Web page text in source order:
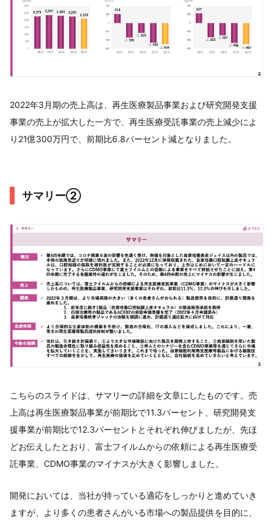
2022年3月期の売上高は、再生医療製品事業および研究開発支援
事業の売上が拡大した一方で、再生医療受託事業の売上減少によ
り21億300万円で、前期比6.8パーセント減となりました。
サマリー②
こちらのスライドは、サマリーの詳細を文章にしたものです。売
上高は再生医療製品事業が前期比で11.3パーセント、研究開発支
援事業が前期比で12.3パーセントとそれぞれ伸びましたが、先ほ
どお伝えしたとおり、富士フイルムからの依頼による再生医療受
託事業、CDMO事業のマイナスが大きく影響しました。
開発においては、当社が持っている適応をしっかりと進めていき
ますが、より多くの患者さんがいる市場への製品提供を目的に、